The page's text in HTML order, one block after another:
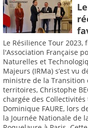
Le Résilience Tour
l'Association Française
Naturelles et
Majeurs (IRMa) s’est vu
ministre de la Transition
territoires, Christophe
chargée des
Dominique FAURE, lors
la Journée Nationale de